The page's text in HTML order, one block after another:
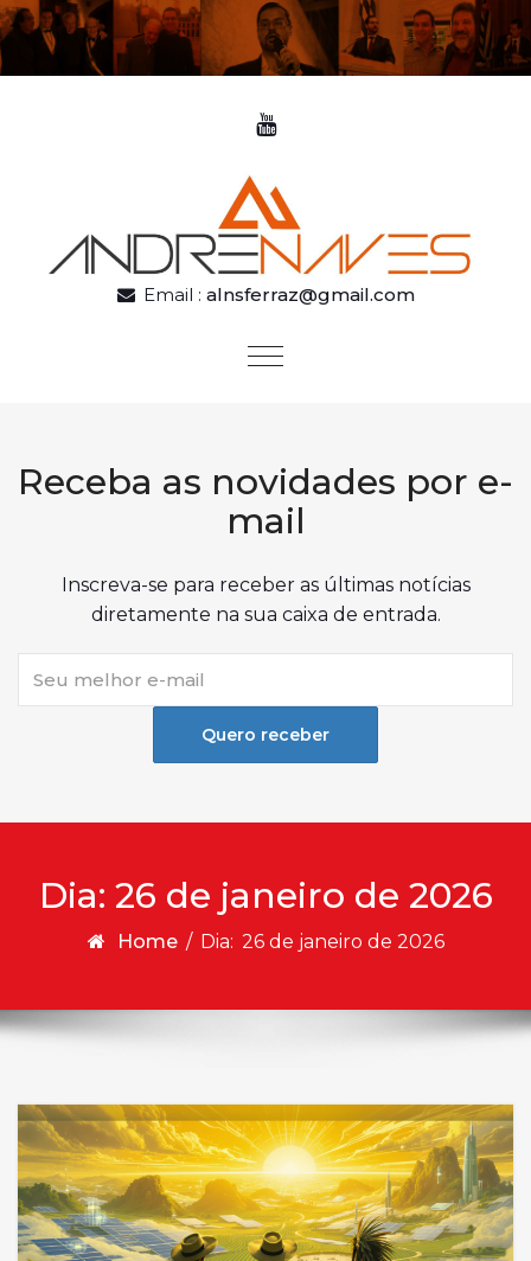
Skip to content
Email : alnsferraz@gmail.com
Toggle
Receba as novidades por e-
mail
Inscreva-se para receber as últimas notícias
diretamente na sua caixa de entrada.
Quero receber
Dia: 26 de janeiro de 2026
Home / Dia: 26 de janeiro de 2026